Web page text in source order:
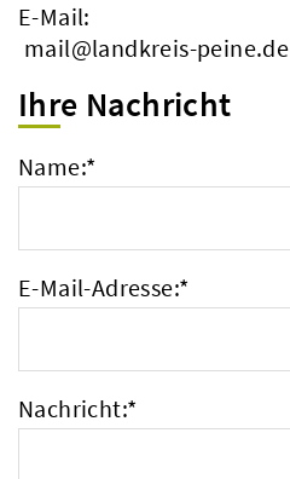
E-Mail:
mail@landkreis-peine.de
Ihre Nachricht
Name:*
E-Mail-Adresse:*
Nachricht:*